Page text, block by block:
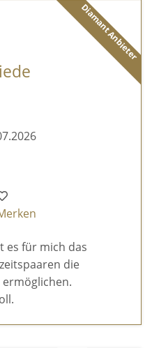
Diamant Anbieter
es für mich das
die